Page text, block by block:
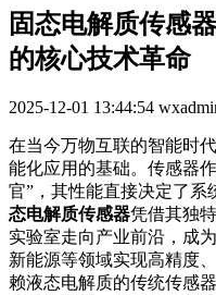
固态电解质传感
的核心技术革命
2025-12-01 13:44:54
在当今万物互联的智能时
能化应用的基础。传感器
官”，其性能直接决定了系
态电解质传感器凭借其独
实验室走向产业前沿，成
新能源等领域实现高精度
赖液态电解质的传统传感